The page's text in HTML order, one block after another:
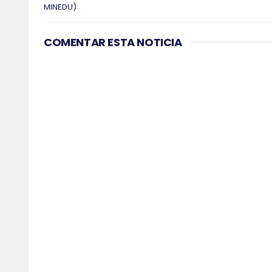
MINEDU)
COMENTAR ESTA NOTICIA